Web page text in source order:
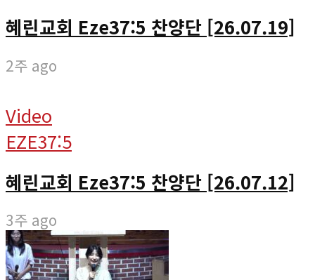
혜린교회 Eze37:5 찬양단 [26.07.19]
2주 ago
Video
EZE37:5
혜린교회 Eze37:5 찬양단 [26.07.12]
3주 ago